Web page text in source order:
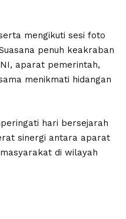
mengikuti sesi foto
penuh keakraban
aparat pemerintah,
menikmati hidangan
hari bersejarah
sinergi antara aparat
di wilayah